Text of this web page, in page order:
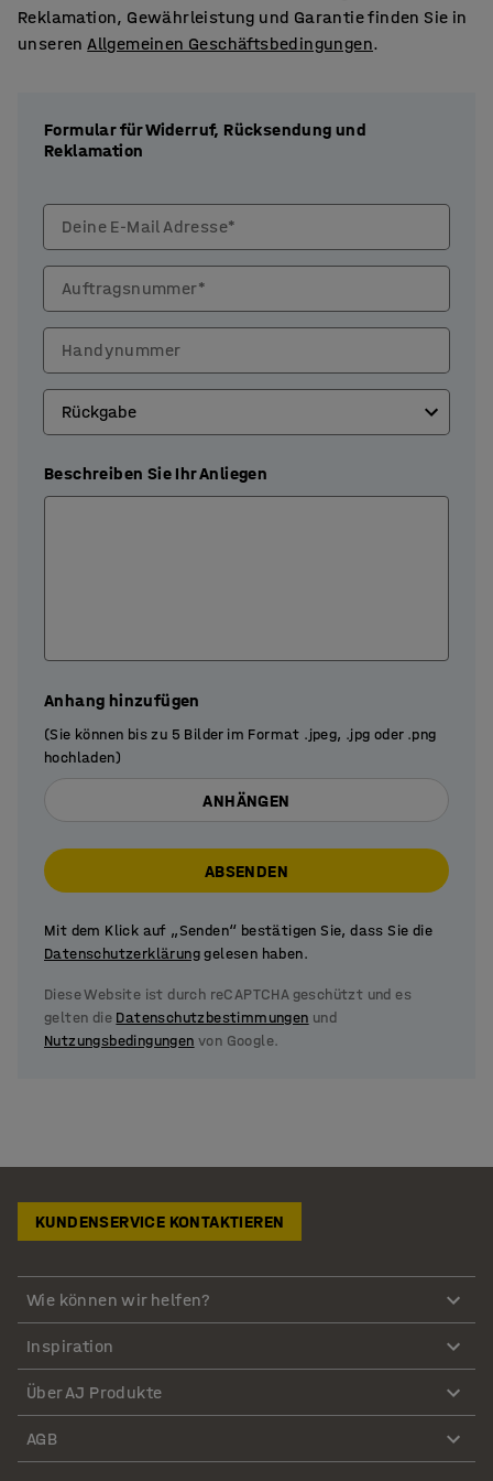
Reklamation, Gewährleistung und Garantie finden Sie in
unserenAllgemeinen Geschäftsbedingungen.
Formular für Widerruf, Rücksendung und
Reklamation
Deine E-Mail Adresse*
Auftragsnummer*
Handynummer
Beschreiben Sie Ihr Anliegen
Anhang hinzufügen
(Sie können bis zu 5 Bilder im Format .jpeg, .jpg oder .png
hochladen)
ANHÄNGEN
ABSENDEN
Mit dem Klick auf „Senden“ bestätigen Sie, dass Sie die
Datenschutzerklärunggelesen haben.
Diese Website ist durch reCAPTCHA geschützt und es
gelten die Datenschutzbestimmungen und
Nutzungsbedingungen von Google.
KUNDENSERVICE KONTAKTIEREN
Wie können wir helfen?
Inspiration
Über AJ Produkte
AGB